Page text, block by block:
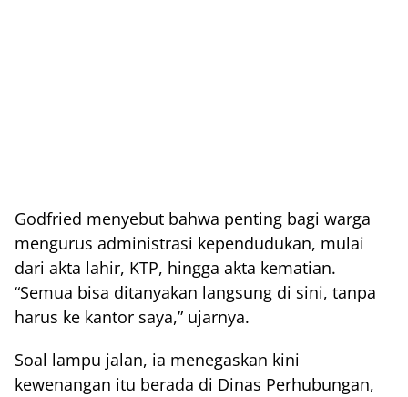
Godfried menyebut bahwa penting bagi warga
mengurus administrasi kependudukan, mulai
dari akta lahir, KTP, hingga akta kematian.
“Semua bisa ditanyakan langsung di sini, tanpa
harus ke kantor saya,” ujarnya.
Soal lampu jalan, ia menegaskan kini
kewenangan itu berada di Dinas Perhubungan,